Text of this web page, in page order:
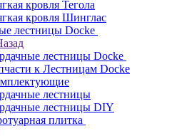
кровля Тегола
кровля Шинглас
лестницы Docke
лестницы Docke
к Лестницам Docke
лестницы
лестницы DIY
плитка